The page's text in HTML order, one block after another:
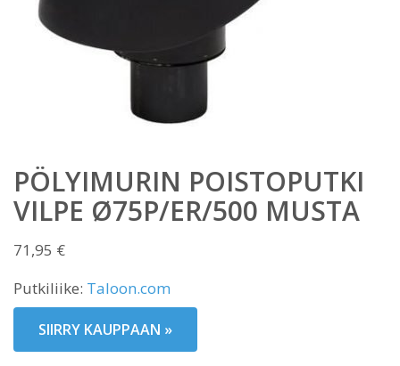
PÖLYIMURIN POISTOPUTKI
VILPE Ø75P/ER/500 MUSTA
71,95 €
Putkiliike: Taloon.com
SIIRRY KAUPPAAN »